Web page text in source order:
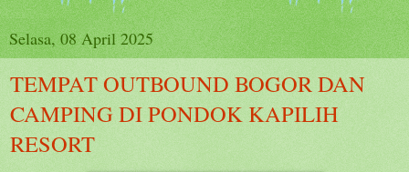
Selasa, 08 April 2025
TEMPAT OUTBOUND BOGOR DAN
CAMPING DI PONDOK KAPILIH
RESORT